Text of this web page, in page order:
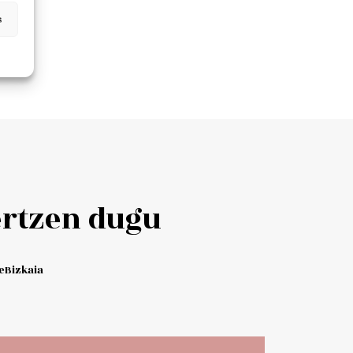
dugu